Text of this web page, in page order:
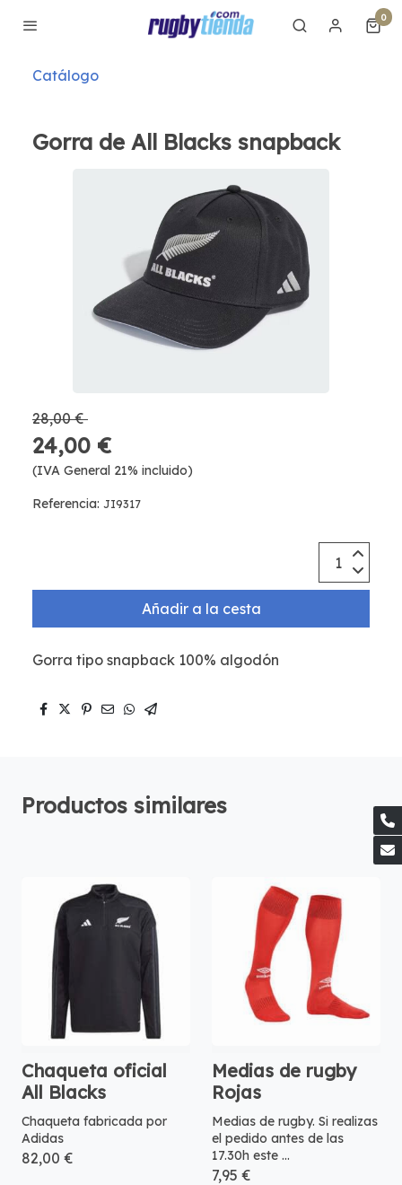
0
Catálogo
Gorra de All Blacks snapback
28,00 €
24,00 €
(IVA General 21% incluido)
Referencia: JI9317
Añadir a la cesta
Gorra tipo snapback 100% algodón
Productos similares
Chaqueta oficial
All Blacks
Chaqueta fabricada por
Adidas
82,00 €
Medias de rugby
Rojas
Medias de rugby. Si realizas
el pedido antes de las
17.30h este ...
7,95 €